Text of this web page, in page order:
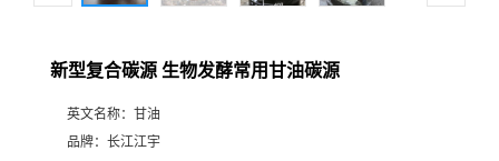
新型复合碳源 生物发酵常用甘油碳源
英文名称： 甘油
品牌： 长江江宇